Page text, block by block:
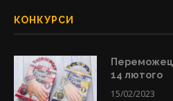
КОНКУРСИ
14 лютого
15/02/2023